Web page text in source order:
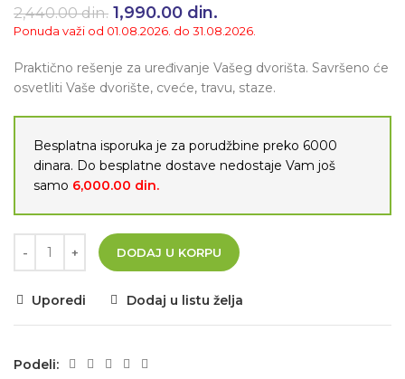
2,440.00din. Originalna cena je bila:
2,440.00 din..
1,990.00 din.
1,990.00 din..
Ponuda važi od 01.08.2026. do 31.08.2026.
Praktično rešenje za uređivanje Vašeg dvorišta. Savršeno će
osvetliti Vaše dvorište, cveće, travu, staze.
Besplatna isporuka je za porudžbine preko 6000
dinara. Do besplatne dostave nedostaje Vam još
samo 6,000.00 din.
DODAJ U KORPU
Uporedi Dodaj u listu želja
Podeli: